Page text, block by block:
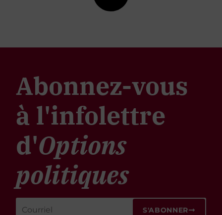
Abonnez-vous
à l'infolettre
d'Options
politiques
S'ABONNER